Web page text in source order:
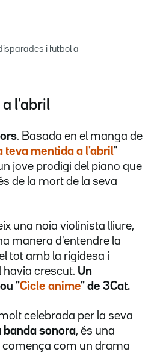
i futbol a
a l'abril
. Basada en el manga de
teva mentida a l'abril"
jove prodigi del piano que
de la mort de la seva
una noia violinista lliure,
manera d'entendre la
tot amb la rigidesa i
crescut. Un
"Cicle anime" de 3Cat.
celebrada per la seva
banda sonora, és una
comença com un drama